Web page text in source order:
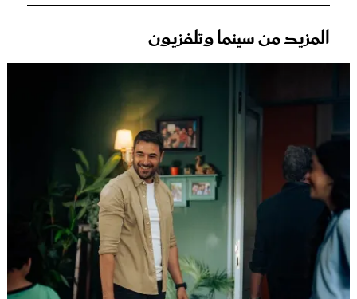
المزيد من سينما وتلفزيون